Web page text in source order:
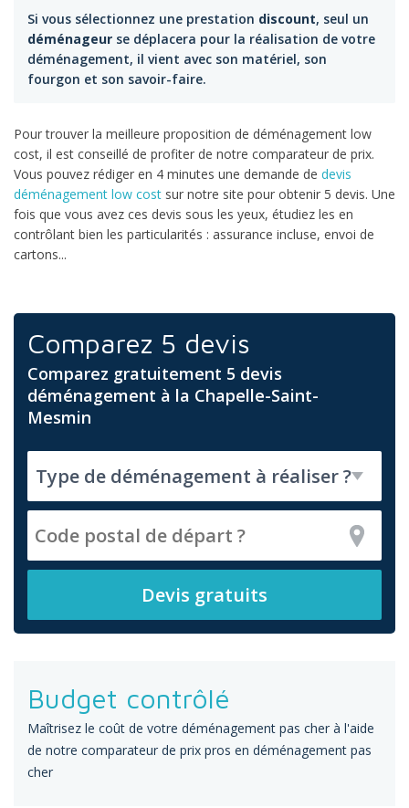
Si vous sélectionnez une prestation discount, seul un
déménageur se déplacera pour la réalisation de votre
déménagement, il vient avec son matériel, son
fourgon et son savoir-faire.
Pour trouver la meilleure proposition de déménagement low
cost, il est conseillé de profiter de notre comparateur de prix.
Vous pouvez rédiger en 4 minutes une demande de devis
déménagement low cost sur notre site pour obtenir 5 devis. Une
fois que vous avez ces devis sous les yeux, étudiez les en
contrôlant bien les particularités : assurance incluse, envoi de
cartons...
Comparez 5 devis
Comparez gratuitement 5 devis
déménagement à la Chapelle-Saint-
Mesmin
Budget contrôlé
Maîtrisez le coût de votre déménagement pas cher à l'aide
de notre comparateur de prix pros en déménagement pas
cher